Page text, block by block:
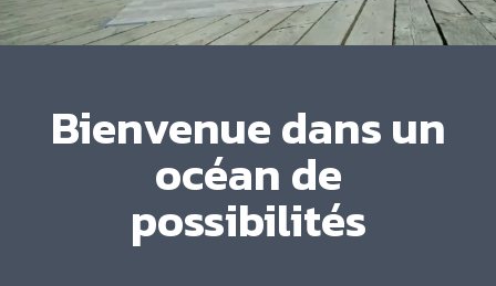
Bienvenue dans un
océan de
possibilités